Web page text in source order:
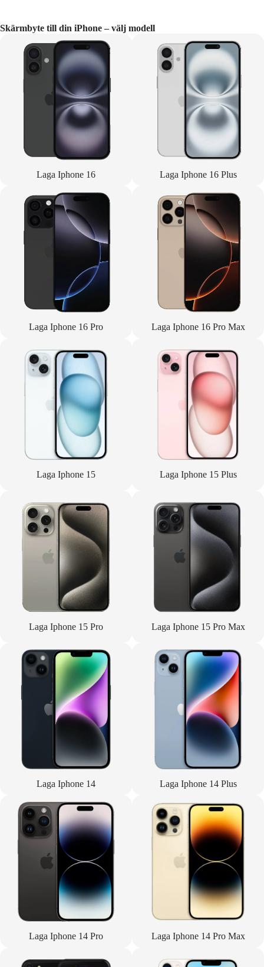
Skärmbyte till din iPhone – välj modell
Laga Iphone 16 Laga Iphone 16 Plus
Laga Iphone 16 Pro Laga Iphone 16 Pro Max
Laga Iphone 15 Laga Iphone 15 Plus
Laga Iphone 15 Pro Laga Iphone 15 Pro Max
Laga Iphone 14 Laga Iphone 14 Plus
Laga Iphone 14 Pro Laga Iphone 14 Pro Max